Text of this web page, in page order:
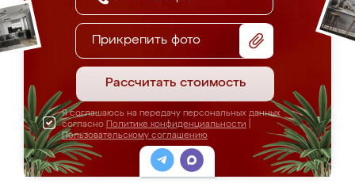
Прикрепить фото
Рассчитать стоимость
Я соглашаюсь на передачу персональных данных
согласно Политике конфиденциальности
Пользовательскому соглашению